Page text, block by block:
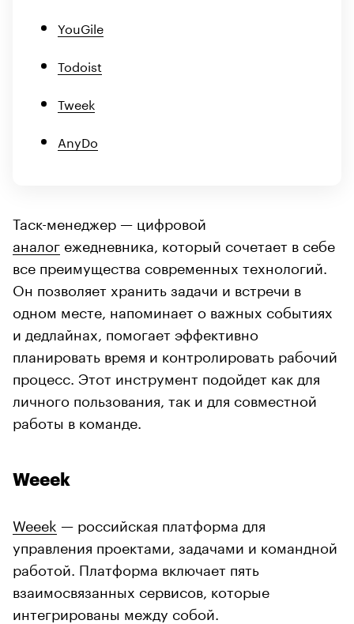
YouGile
Todoist
Tweek
AnyDo
Таск-менеджер — цифровой
аналог ежедневника, который сочетает в себе
все преимущества современных технологий.
Он позволяет хранить задачи и встречи в
одном месте, напоминает о важных событиях
и дедлайнах, помогает эффективно
планировать время и контролировать рабочий
процесс. Этот инструмент подойдет как для
личного пользования, так и для совместной
работы в команде.
Weeek
Weeek — российская платформа для
управления проектами, задачами и командной
работой. Платформа включает пять
взаимосвязанных сервисов, которые
интегрированы между собой.